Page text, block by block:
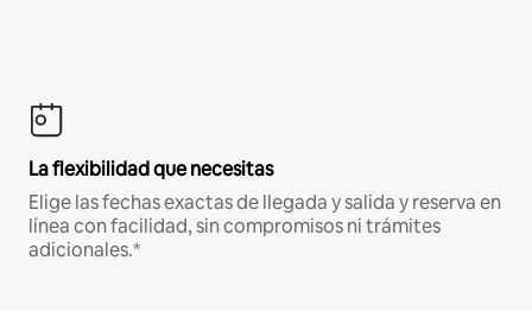
La flexibilidad que necesitas
Elige las fechas exactas de llegada y salida y reserva en
línea con facilidad, sin compromisos ni trámites
adicionales.*